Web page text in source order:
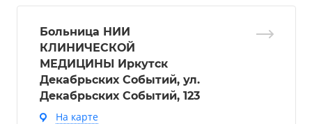
Больница НИИ
КЛИНИЧЕСКОЙ
МЕДИЦИНЫ Иркутск
Декабрьских Событий, ул.
Декабрьских Событий, 123
На карте